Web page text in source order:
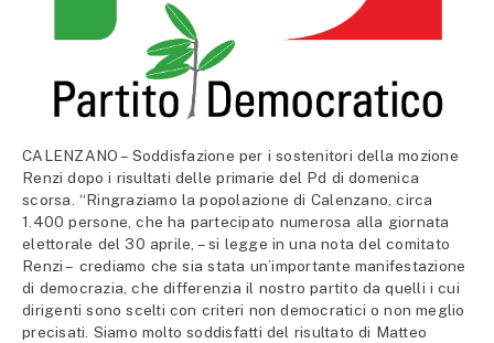
CALENZANO – Soddisfazione per i sostenitori della mozione
Renzi dopo i risultati delle primarie del Pd di domenica
scorsa. “Ringraziamo la popolazione di Calenzano, circa
1.400 persone, che ha partecipato numerosa alla giornata
elettorale del 30 aprile, – si legge in una nota del comitato
Renzi – crediamo che sia stata un’importante manifestazione
di democrazia, che differenzia il nostro partito da quelli i cui
dirigenti sono scelti con criteri non democratici o non meglio
precisati. Siamo molto soddisfatti del risultato di Matteo